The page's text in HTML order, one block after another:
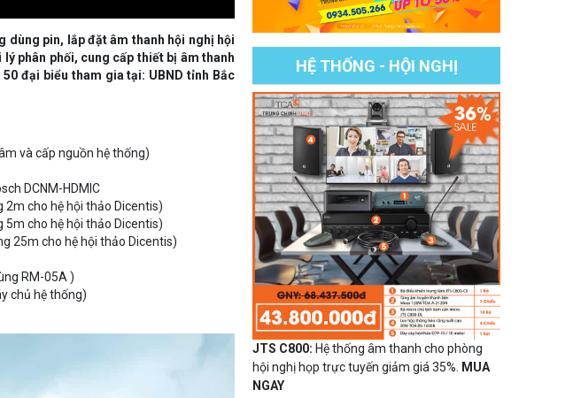
dùng pin, lắp đặt âm thanh hội nghị hội
phân phối, cung cấp thiết bị âm thanh
đại biểu tham gia tại: UBND tỉnh Bắc
và cấp nguồn hệ thống)
DCNM-HDMIC
2m cho hệ hội thảo Dicentis)
5m cho hệ hội thảo Dicentis)
25m cho hệ hội thảo Dicentis)
RM-05A )
chủ hệ thống)
HỆ THỐNG - HỘI NGHỊ
JTS C800: Hệ thống âm thanh cho phòng
hội nghị họp trực tuyến giảm giá 35%.
MUA
NGAY